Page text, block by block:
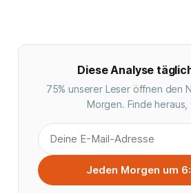
Diese Analyse
75% unserer Leser öffnen den
Morgen. Finde heraus,
Jeden Morgen um